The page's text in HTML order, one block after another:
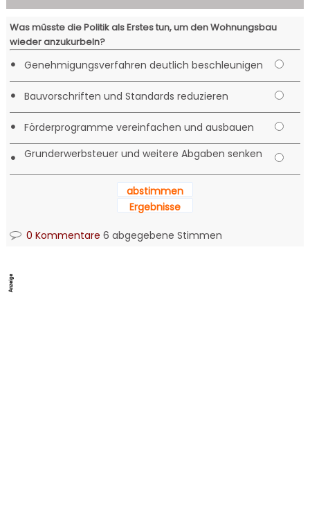
Was müsste die Politik als Erstes tun, um den Wohnungsbau
wieder anzukurbeln?
• Genehmigungsverfahren deutlich beschleunigen
• Bauvorschriften und Standards reduzieren
• Förderprogramme vereinfachen und ausbauen
• Grunderwerbsteuer und weitere Abgaben senken
abstimmen
Ergebnisse
0 Kommentare 6 abgegebene Stimmen